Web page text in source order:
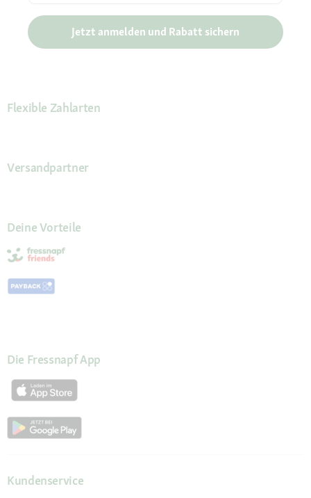
Jetzt anmelden und Rabatt sichern
Flexible Zahlarten
Versandpartner
Deine Vorteile
Die Fressnapf App
Kundenservice